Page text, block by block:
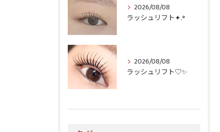
2026/08/08
ラッシュリフト✦.°
2026/08/08
ラッシュリフト♡✨